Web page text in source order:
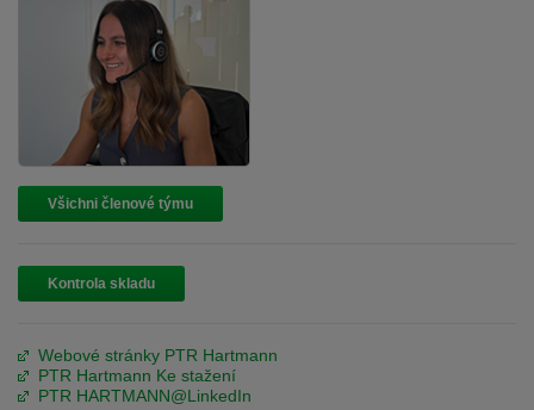
Všichni členové týmu
Kontrola skladu
Webové stránky PTR Hartmann
PTR Hartmann Ke stažení
PTR HARTMANN@LinkedIn